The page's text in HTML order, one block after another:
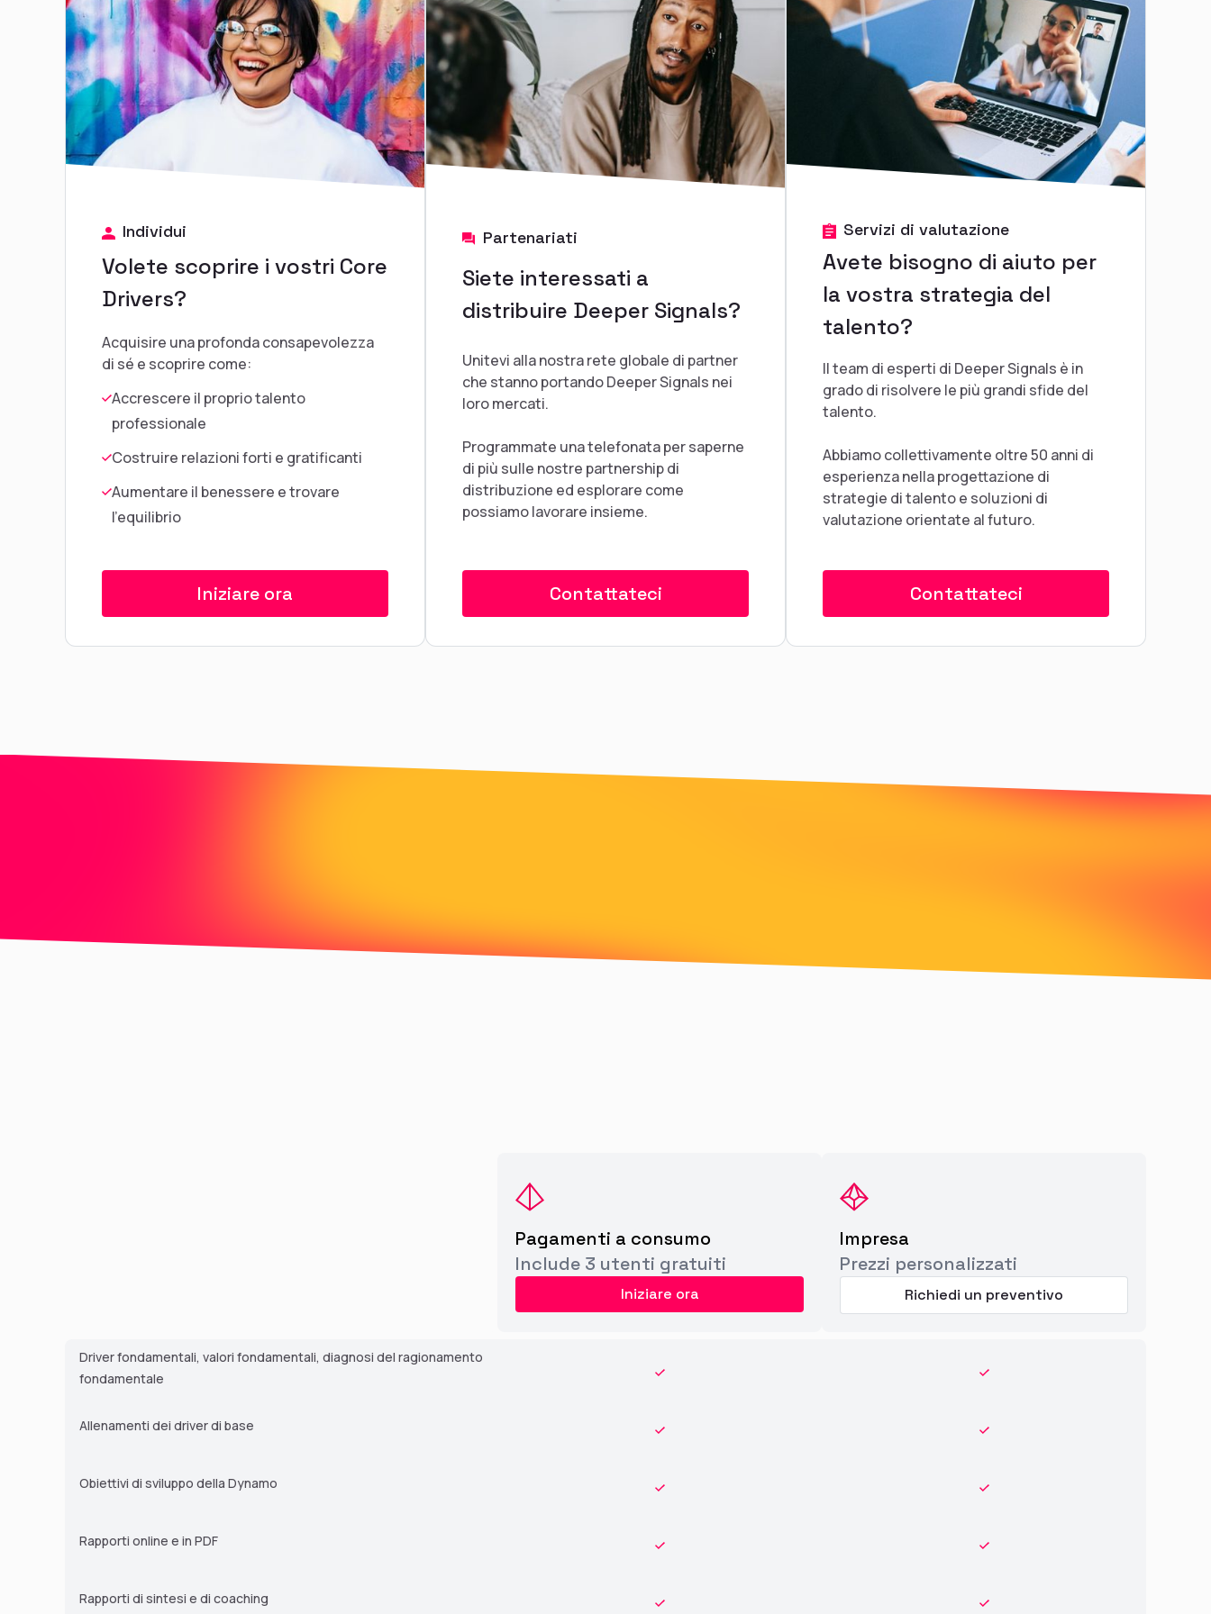
Individui
Volete scoprire i vostri Core
Drivers?
Acquisire una profonda consapevolezza
di sé e scoprire come:
Accrescere il proprio talento
professionale
Costruire relazioni forti e gratificanti
Aumentare il benessere e trovare
l'equilibrio
Iniziare ora
Partenariati
Siete interessati a
distribuire Deeper Signals?
Unitevi alla nostra rete globale di partner
che stanno portando Deeper Signals nei
loro mercati.
Programmate una telefonata per saperne
di più sulle nostre partnership di
distribuzione ed esplorare come
possiamo lavorare insieme.
Contattateci
Servizi di valutazione
Avete bisogno di aiuto per
la vostra strategia del
talento?
Il team di esperti di Deeper Signals è in
grado di risolvere le più grandi sfide del
talento.
Abbiamo collettivamente oltre 50 anni di
esperienza nella progettazione di
strategie di talento e soluzioni di
valutazione orientate al futuro.
Contattateci
Pagamenti a consumo
Include 3 utenti gratuiti
Iniziare ora
Impresa
Prezzi personalizzati
Richiedi un preventivo
Driver fondamentali, valori fondamentali, diagnosi del ragionamento
fondamentale
Allenamenti dei driver di base
Obiettivi di sviluppo della Dynamo
Rapporti online e in PDF
Rapporti di sintesi e di coaching